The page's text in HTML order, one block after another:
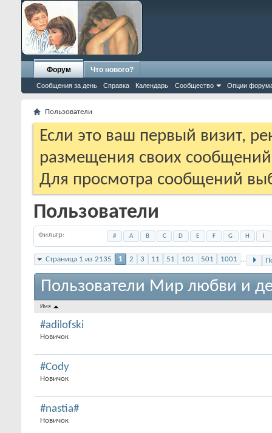
Форум
Сообщения за день Справка Календарь Сообщество Опции
Что нового?
Пользователи
Если это ваш первый визит,
размещения своих
Для просмотра сообщений
Пользователи
Фильтр # A B C D E F G H
Страница 1 из 2135 1 2 3 11 51 101 501 1001 ...
Пользователи Мир любви и
Имя
#adilofski
Новичок
#Cody
Новичок
#nastia#
Новичок